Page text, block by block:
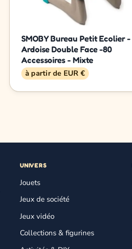
SMOBY Bureau Petit Ecolier -
Ardoise Double Face -80
Accessoires - Mixte
à partir de EUR €
UNIVERS
Jouets
Jeux de société
Jeux vidéo
Collections & figurines